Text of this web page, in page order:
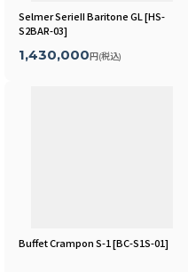
Selmer SerieII Baritone GL [HS-
S2BAR-03]
1,430,000 円 (税込)
Buffet Crampon S-1 [BC-S1S-01]